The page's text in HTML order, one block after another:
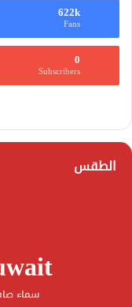
622k
Fans
0
Subscribers
الطقس
سماء